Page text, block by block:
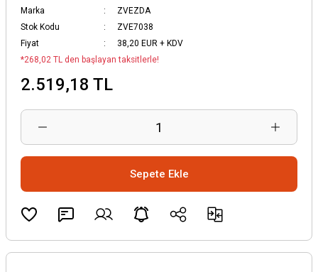
Marka
ZVEZDA
Stok Kodu
ZVE7038
Fiyat
38,20 EUR + KDV
*268,02 TL den başlayan taksitlerle!
2.519,18 TL
Sepete Ekle